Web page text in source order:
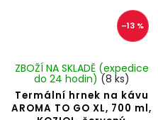
–13 %
Termální hrnek na kávu
AROMA TO GO XL, 700 ml,
ZBOŽÍ NA SKLADĚ (expedice
do 24 hodin) (8 ks)